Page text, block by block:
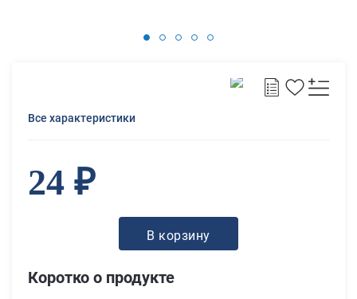
Коротко о продукте
Все характеристики
24 ₽
В корзину